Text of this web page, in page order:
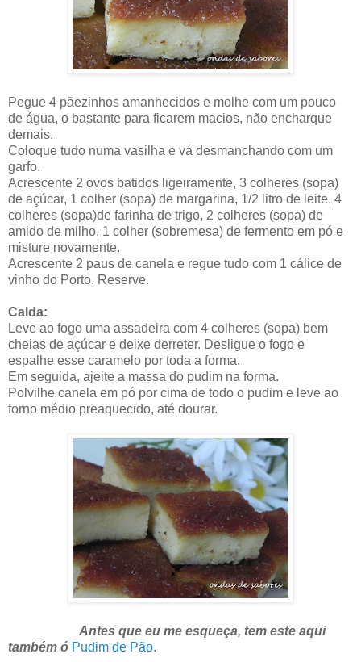
Pegue 4 pãezinhos amanhecidos e molhe com um pouco
de água, o bastante para ficarem macios, não encharque
demais.
Coloque tudo numa vasilha e vá desmanchando com um
garfo.
Acrescente 2 ovos batidos ligeiramente, 3 colheres (sopa)
de açúcar, 1 colher (sopa) de margarina, 1/2 litro de leite, 4
colheres (sopa)de farinha de trigo, 2 colheres (sopa) de
amido de milho, 1 colher (sobremesa) de fermento em pó e
misture novamente.
Acrescente 2 paus de canela e regue tudo com 1 cálice de
vinho do Porto. Reserve.
Calda:
Leve ao fogo uma assadeira com 4 colheres (sopa) bem
cheias de açúcar e deixe derreter. Desligue o fogo e
espalhe esse caramelo por toda a forma.
Em seguida, ajeite a massa do pudim na forma.
Polvilhe canela em pó por cima de todo o pudim e leve ao
forno médio preaquecido, até dourar.
Antes que eu me esqueça, tem este aqui
também ó Pudim de Pão.